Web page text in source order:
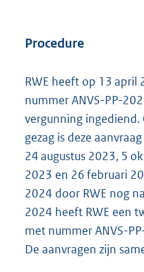
Procedure
RWE heeft op 13 april
nummer ANVS-PP-
vergunning ingediend.
gezag is deze
24 augustus 2023, 5
2023 en 26 februari
2024 door RWE nog
2024 heeft RWE een
met nummer ANVS-
De aanvragen zijn